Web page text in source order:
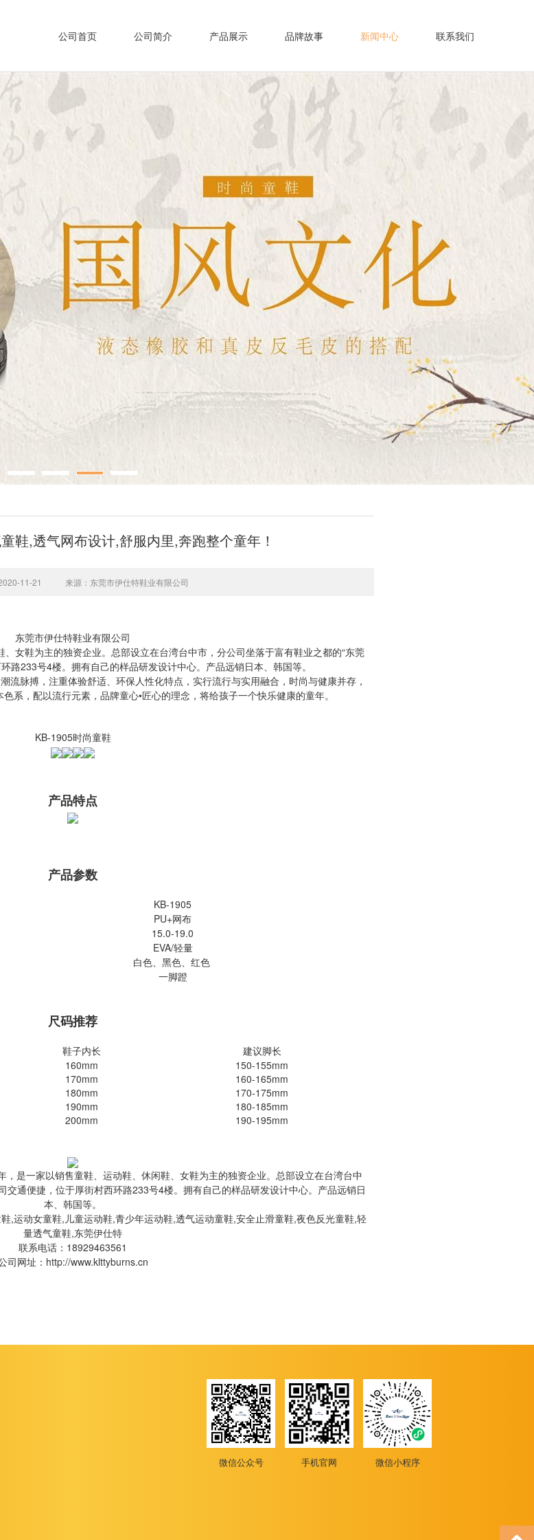
公司首页 公司简介 产品展示 品牌故事 新闻中心 联系我们
鞋,透气网布设计,舒服内里,奔跑整个童年！
11-21 来源：东莞市伊仕特鞋业有限公司
东莞市伊仕特鞋业有限公司
女鞋为主的独资企业。总部设立在台湾台中市，分公司坐落于富有鞋业之都的“东莞
路233号4楼。拥有自己的样品研发设计中心。产品远销日本、韩国等。
流脉搏，注重体验舒适、环保人性化特点，实行流行与实用融合，时尚与健康并存，
系，配以流行元素，品牌童心•匠心的理念，将给孩子一个快乐健康的童年。
KB-1905时尚童鞋
产品特点
产品参数
KB-1905
PU+网布
15.0-19.0
EVA/轻量
白色、黑色、红色
一脚蹬
尺码推荐
鞋子内长
建议脚长
160mm
150-155mm
170mm
160-165mm
180mm
170-175mm
190mm
180-185mm
200mm 190-195mm
是一家以销售童鞋、运动鞋、休闲鞋、女鞋为主的独资企业。总部设立在台湾台中
交通便捷，位于厚街村西环路233号4楼。拥有自己的样品研发设计中心。产品远销日
本、韩国等。
,运动女童鞋,儿童运动鞋,青少年运动鞋,透气运动童鞋,安全止滑童鞋,夜色反光童鞋,轻
量透气童鞋,东莞伊仕特
联系电话：18929463561
司网址：http://www.klttyburns.cn
微信公众号 手机官网 微信小程序